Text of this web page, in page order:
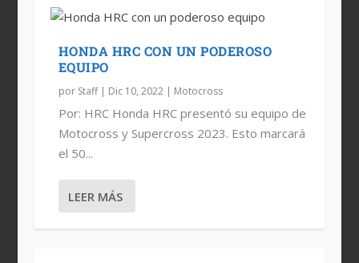
HONDA HRC CON UN PODEROSO
EQUIPO
por Staff| Dic 10, 2022| Motocross
Por: HRC Honda HRC presentó su equipo de
Motocross y Supercross 2023. Esto marcará
el 50...
LEER MÁS